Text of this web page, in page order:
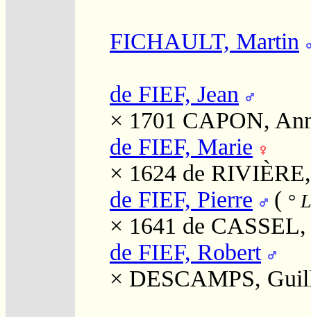
FICHAULT, Martin
de FIEF, Jean
× 1701 CAPON,
de FIEF, Marie
× 1624 de
de FIEF, Pierre
( °
× 1641 de
de FIEF, Robert
× DESCAMPS,